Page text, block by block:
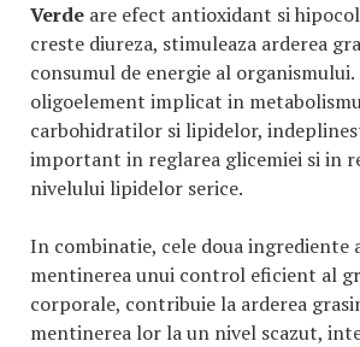
Verde are efect antioxidant si
creste diureza, stimuleaza arderea
consumul de energie al organismului.
oligoelement implicat in
carbohidratilor si lipidelor,
important in reglarea glicemiei si in
nivelului lipidelor serice.
In combinatie, cele doua ingrediente
mentinerea unui control eficient al
corporale, contribuie la arderea
mentinerea lor la un nivel scazut,